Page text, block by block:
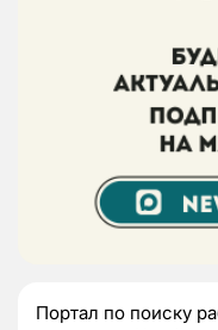
Портал по поиску